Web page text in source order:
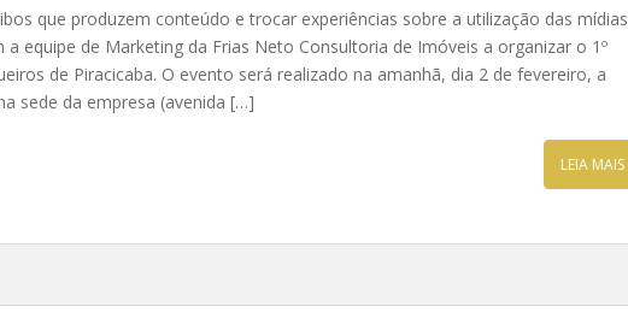
que produzem conteúdo e trocar experiências sobre a utilização das mídias
a equipe de Marketing da Frias Neto Consultoria de Imóveis a organizar o 1º
de Piracicaba. O evento será realizado na amanhã, dia 2 de fevereiro, a
sede da empresa (avenida […]
LEIA MAIS